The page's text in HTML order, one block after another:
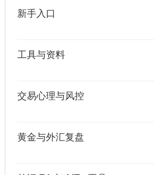
新手入口
工具与资料
交易心理与风控
黄金与外汇复盘